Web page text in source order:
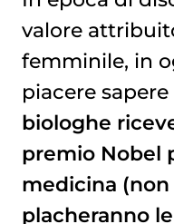
valore
femminile, in
piacere
biologhe
premio Nobel
medicina (non
placheranno